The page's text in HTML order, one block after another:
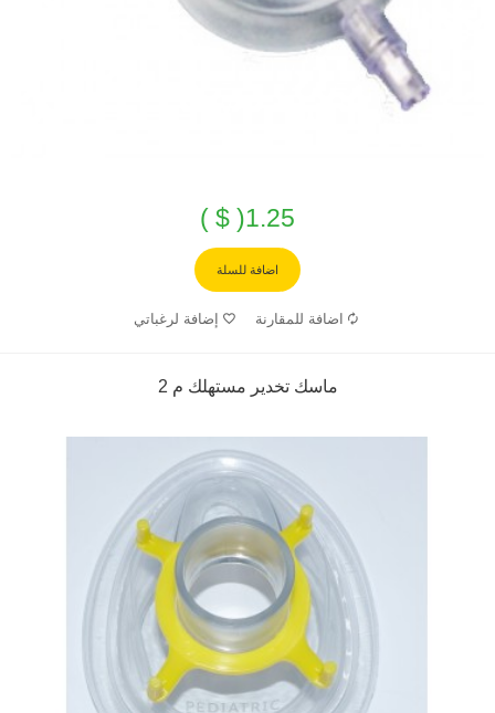
1.25( $ )
اضافة للسلة
اضافة للمقارنة إضافة لرغباتي
ماسك تخدير مستهلك م 2